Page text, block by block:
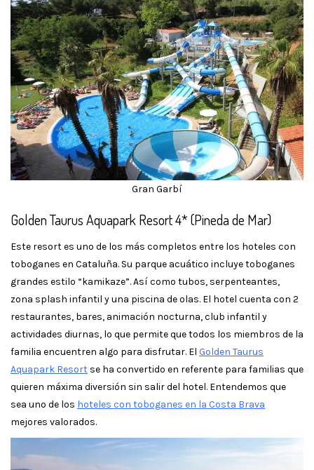
Gran Garbí
Golden Taurus Aquapark Resort 4* (Pineda de Mar)
Este resort es uno de los más completos entre los hoteles con
toboganes en Cataluña. Su parque acuático incluye toboganes
grandes estilo “kamika­ze”. Así como tubos, serpenteantes,
zona splash infantil y una piscina de olas. El hotel cuenta con 2
restaurantes, bares, animación nocturna, club infantil y
actividades diurnas, lo que permite que todos los miembros de la
familia encuentren algo para disfrutar. El Golden Taurus
Aquapark Resort se ha convertido en referente para familias que
quieren máxima diversión sin salir del hotel. Entendemos que
sea uno de los hoteles con toboganes en la Costa Brava
mejores valorados.